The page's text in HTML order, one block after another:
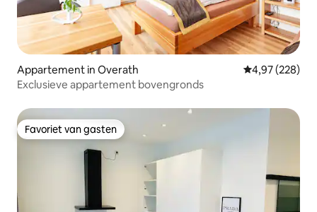
Appartement in Overath Gemiddelde
4,97 (228)
Exclusieve appartement bovengronds
Favoriet van gasten
Favoriet van gasten